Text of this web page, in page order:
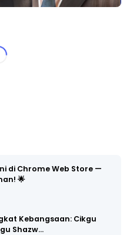
di Chrome Web Store —
🌟
Kebangsaan: Cikgu
Shazw…